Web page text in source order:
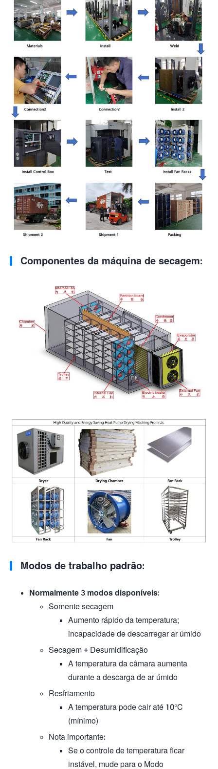
Componentes da máquina de secagem:
Modos de trabalho padrão:
Normalmente ​3 modos disponíveis:
Somente secagem
Aumento rápido da temperatura;
incapacidade de descarregar ar úmido
Secagem + Desumidificação
A temperatura da câmara aumenta
durante a descarga de ar úmido
​Resfriamento
A temperatura pode cair até 10°C
(mínimo)
Nota importante:
Se o controle de temperatura ficar
instável, mude para o Modo